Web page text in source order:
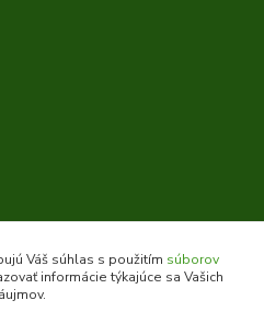
Váš súhlas s použitím súborov
informácie týkajúce sa Vašich